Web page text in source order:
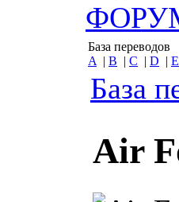
База переводов
A | B | C | D | E
База
Air